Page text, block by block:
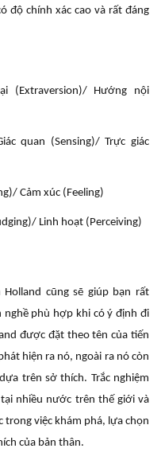
độ chính xác cao và rất đáng
(Extraversion)/ Hướng nội
quan (Sensing)/ Trực giác
Cảm xúc (Feeling)
Linh hoạt (Perceiving)
cũng sẽ giúp bạn rất
nghề phù hợp khi có ý định đi
được đặt theo tên của tiến
hiện ra nó, ngoài ra nó còn
trên sở thích. Trắc nghiệm
nhiều nước trên thế giới và
trong việc khám phá, lựa chọn
của bản thân.